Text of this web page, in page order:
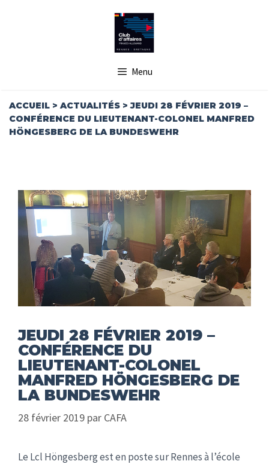
Menu
ACCUEIL > ACTUALITÉS >JEUDI 28 FÉVRIER 2019 –
CONFÉRENCE DU LIEUTENANT-COLONEL MANFRED
HÖNGESBERG DE LA BUNDESWEHR
JEUDI 28 FÉVRIER 2019 –
CONFÉRENCE DU
LIEUTENANT-COLONEL
MANFRED HÖNGESBERG DE
LA BUNDESWEHR
28 février 2019 par CAFA
Le Lcl Höngesberg est en poste sur Rennes à l’école